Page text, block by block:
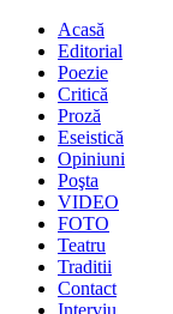
Acasă
Editorial
Poezie
Critică
Proză
Eseistică
Opiniuni
Poşta
VIDEO
FOTO
Teatru
Traditii
Contact
Interviu